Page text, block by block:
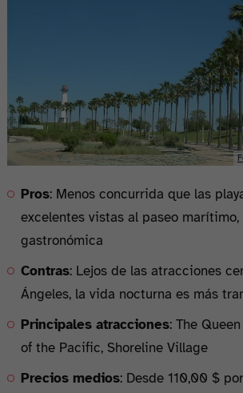
Pros: Menos concurrida que las
excelentes vistas al paseo marítimo,
gastronómica
Contras: Lejos de las atracciones
Ángeles, la vida nocturna es más
Principales atracciones: The
of the Pacific, Shoreline Village
Precios medios: Desde 110,00 $